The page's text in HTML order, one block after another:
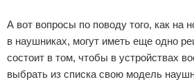
А вот вопросы по поводу того, как на
в наушниках, могут иметь еще одно
состоит в том, чтобы в устройствах
выбрать из списка свою модель